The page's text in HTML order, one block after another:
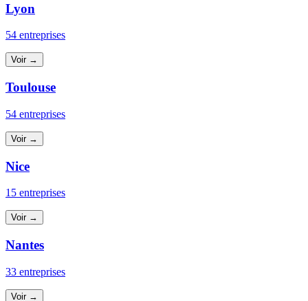
Lyon
54 entreprises
Voir →
Toulouse
54 entreprises
Voir →
Nice
15 entreprises
Voir →
Nantes
33 entreprises
Voir →